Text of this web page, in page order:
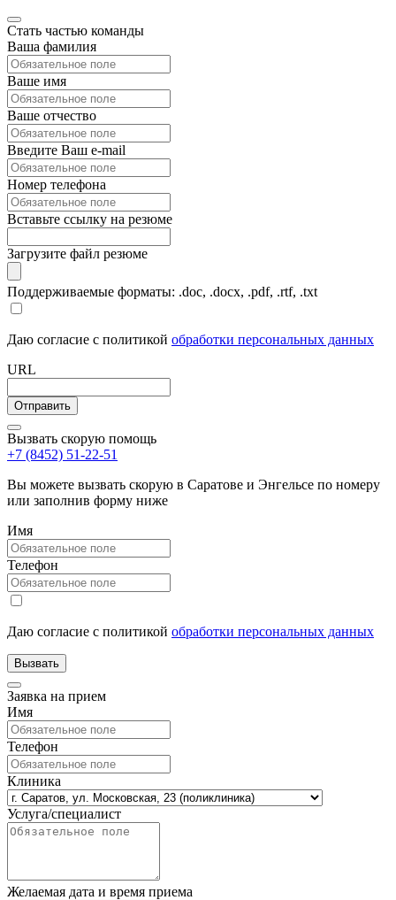
Стать частью команды
Ваша фамилия
Ваше имя
Ваше отчество
Введите Ваш e-mail
Номер телефона
Вставьте ссылку на резюме
Загрузите файл резюме
Поддерживаемые форматы: .doc, .docx, .pdf, .rtf, .txt
Даю согласие с политикой обработки персональных данных
URL
Вызвать скорую помощь
+7 (8452) 51-22-51
Вы можете вызвать скорую в Саратове и Энгельсе по номеру
или заполнив форму ниже
Имя
Телефон
Даю согласие с политикой обработки персональных данных
Заявка на прием
Имя
Телефон
Клиника
Услуга/специалист
Желаемая дата и время приема